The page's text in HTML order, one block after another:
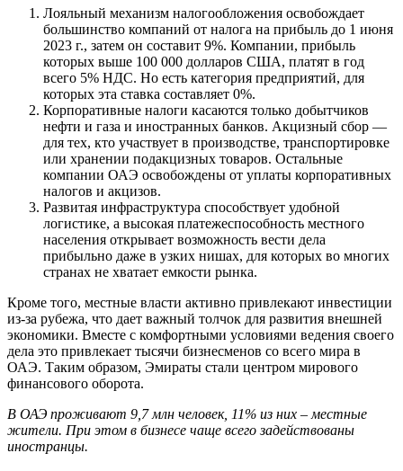
Лояльный механизм налогообложения освобождает
большинство компаний от налога на прибыль до 1 июня
2023 г., затем он составит 9%. Компании, прибыль
которых выше 100 000 долларов США, платят в год
всего 5% НДС. Но есть категория предприятий, для
которых эта ставка составляет 0%.
Корпоративные налоги касаются только добытчиков
нефти и газа и иностранных банков. Акцизный сбор —
для тех, кто участвует в производстве, транспортировке
или хранении подакцизных товаров. Остальные
компании ОАЭ освобождены от уплаты корпоративных
налогов и акцизов.
Развитая инфраструктура способствует удобной
логистике, а высокая платежеспособность местного
населения открывает возможность вести дела
прибыльно даже в узких нишах, для которых во многих
странах не хватает емкости рынка.
Кроме того, местные власти активно привлекают инвестиции
из-за рубежа, что дает важный толчок для развития внешней
экономики. Вместе с комфортными условиями ведения своего
дела это привлекает тысячи бизнесменов со всего мира в
ОАЭ. Таким образом, Эмираты стали центром мирового
финансового оборота.
В ОАЭ проживают 9,7 млн человек, 11% из них – местные
жители. При этом в бизнесе чаще всего задействованы
иностранцы.